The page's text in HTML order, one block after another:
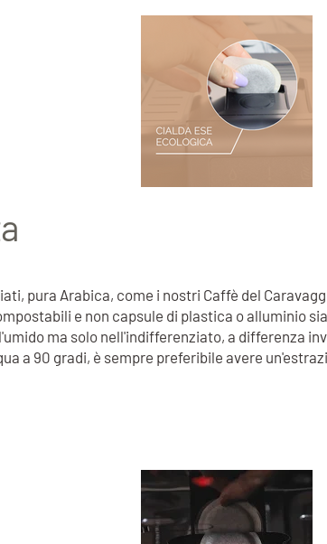
pura Arabica, come i nostri Caffè del
e non capsule di plastica o alluminio
ma solo nell'indifferenziato, a differenza
a 90 gradi, è sempre preferibile avere